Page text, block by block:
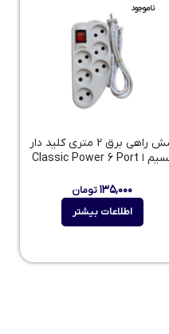
ناموجود
شش راهی برق 2 متری کلید دار
نسیم ا Classic Power 6 Port
۱۳۵,۰۰۰تومان
اطلاعات بیشتر